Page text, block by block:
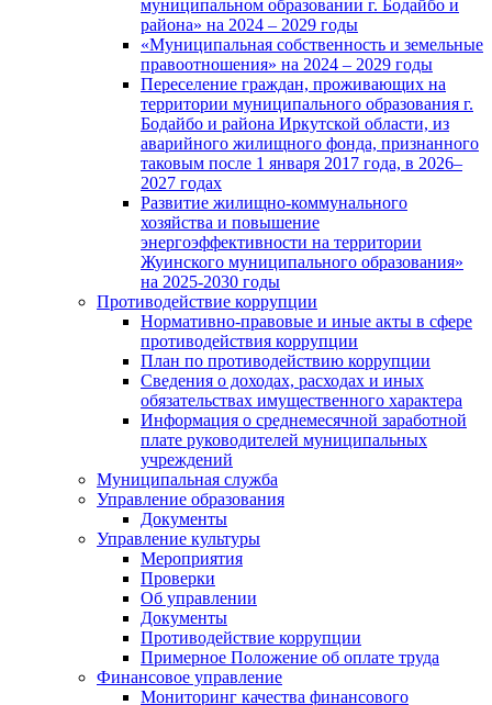
муниципальном образовании г. Бодайбо и
района» на 2024 – 2029 годы
«Муниципальная собственность и земельные
правоотношения» на 2024 – 2029 годы
Переселение граждан, проживающих на
территории муниципального образования г.
Бодайбо и района Иркутской области, из
аварийного жилищного фонда, признанного
таковым после 1 января 2017 года, в 2026–
2027 годах
Развитие жилищно-коммунального
хозяйства и повышение
энергоэффективности на территории
Жуинского муниципального образования»
на 2025-2030 годы
Противодействие коррупции
Нормативно-правовые и иные акты в сфере
противодействия коррупции
План по противодействию коррупции
Сведения о доходах, расходах и иных
обязательствах имущественного характера
Информация о среднемесячной заработной
плате руководителей муниципальных
учреждений
Муниципальная служба
Управление образования
Документы
Управление культуры
Мероприятия
Проверки
Об управлении
Документы
Противодействие коррупции
Примерное Положение об оплате труда
Финансовое управление
Мониторинг качества финансового